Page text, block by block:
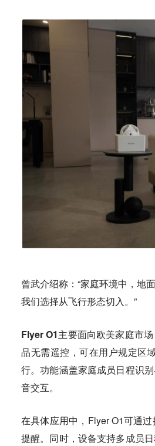
曾武介绍称：“家庭环境中，地
我们选择从飞行形态切入。”
Flyer O1主要面向欧美家庭市
品无需遥控，可在用户规定区
行。功能涵盖家庭成员日程识
音交互。
在具体应用中，Flyer O1可通
提醒。同时，设备支持多成员